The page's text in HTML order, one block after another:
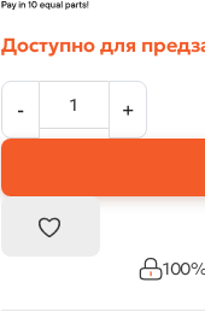
Доступно для